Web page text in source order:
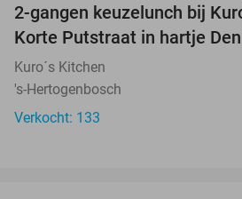
2-gangen keuzelunch bij
Korte Putstraat in hartje
Kuro´s Kitchen
's-Hertogenbosch
Verkocht: 133